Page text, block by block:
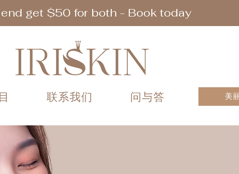
get $50 for both - Book today
联系我们 问与答 美